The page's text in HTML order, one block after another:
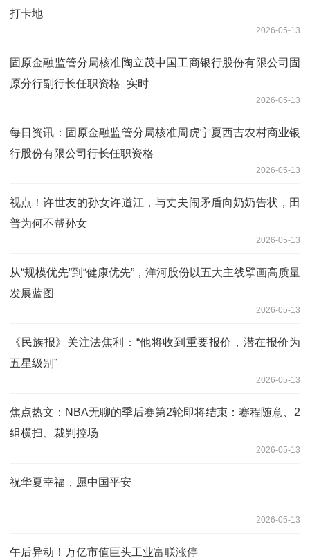
打卡地
2026-05-13
固原金融监管分局核准陶立茂中国工商银行股份有限公司固
原分行副行长任职资格_实时
2026-05-13
每日资讯：固原金融监管分局核准周虎宁夏西吉农村商业银
行股份有限公司行长任职资格
2026-05-13
视点！许世友的孙女许道江，与丈夫闹矛盾向奶奶告状，田
普为何不帮孙女
2026-05-13
从“规模优先”到“健康优先”，洋河股份以五大主线擘画高质量
发展蓝图
2026-05-13
《民族报》关注法焦利：“他将收到重要报价，潜在报价为
五星级别”
2026-05-13
焦点热文：NBA无聊的季后赛第2轮即将结束：赛程随意、2
组横扫、裁判控场
2026-05-13
祝华夏幸福，愿中国平安
2026-05-13
午后异动！万亿市值巨头工业富联涨停